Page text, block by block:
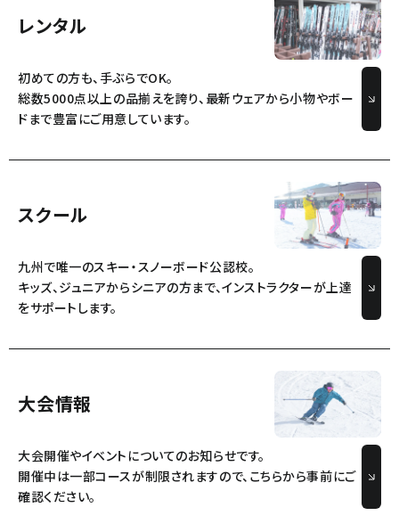
レンタル
初めての方も、手ぶらでOK。
総数5000点以上の品揃えを誇り、最新ウェアから小物やボー
ドまで豊富にご用意しています。
スクール
九州で唯一のスキー・スノーボード公認校。
キッズ、ジュニアからシニアの方まで、インストラクターが上達
をサポートします。
大会情報
大会開催やイベントについてのお知らせです。
開催中は一部コースが制限されますので、こちらから事前にご
確認ください。